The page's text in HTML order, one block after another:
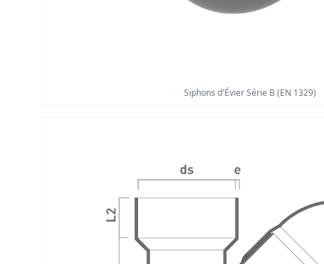
Siphons d'Évier Série B (EN 1329)